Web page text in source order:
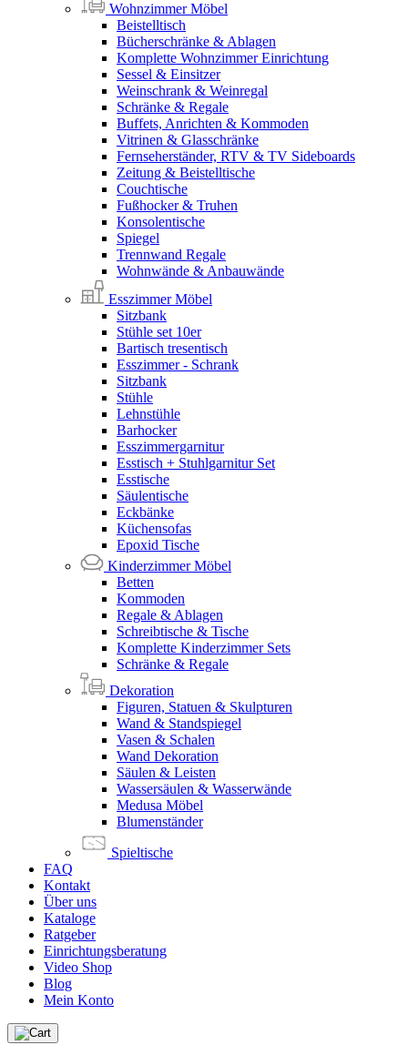
Wohnzimmer Möbel
Beistelltisch
Bücherschränke & Ablagen
Komplette Wohnzimmer Einrichtung
Sessel & Einsitzer
Weinschrank & Weinregal
Schränke & Regale
Buffets, Anrichten & Kommoden
Vitrinen & Glasschränke
Fernseherständer, RTV & TV Sideboards
Zeitung & Beistelltische
Couchtische
Fußhocker & Truhen
Konsolentische
Spiegel
Trennwand Regale
Wohnwände & Anbauwände
Esszimmer Möbel
Sitzbank
Stühle set 10er
Bartisch tresentisch
Esszimmer - Schrank
Sitzbank
Stühle
Lehnstühle
Barhocker
Esszimmergarnitur
Esstisch + Stuhlgarnitur Set
Esstische
Säulentische
Eckbänke
Küchensofas
Epoxid Tische
Kinderzimmer Möbel
Betten
Kommoden
Regale & Ablagen
Schreibtische & Tische
Komplette Kinderzimmer Sets
Schränke & Regale
Dekoration
Figuren, Statuen & Skulpturen
Wand & Standspiegel
Vasen & Schalen
Wand Dekoration
Säulen & Leisten
Wassersäulen & Wasserwände
Medusa Möbel
Blumenständer
Spieltische
FAQ
Kontakt
Über uns
Kataloge
Ratgeber
Einrichtungsberatung
Video Shop
Blog
Mein Konto